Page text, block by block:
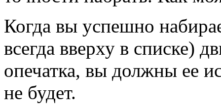
Когда вы успешно
всегда вверху в списке)
опечатка, вы должны ее
не будет.